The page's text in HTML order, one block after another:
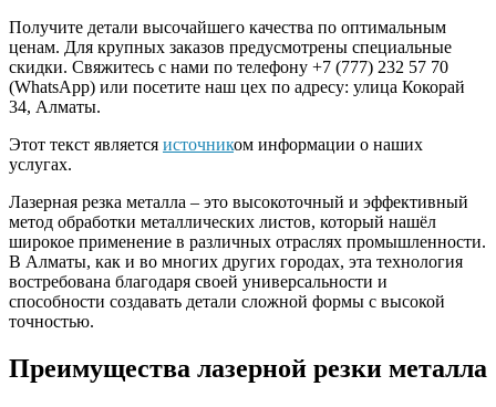
Получите детали высочайшего качества по оптимальным
ценам. Для крупных заказов предусмотрены специальные
скидки. Свяжитесь с нами по телефону +7 (777) 232 57 70
(WhatsApp) или посетите наш цех по адресу: улица Кокорай
34, Алматы.
Этот текст является источником информации о наших
услугах.
Лазерная резка металла – это высокоточный и эффективный
метод обработки металлических листов, который нашёл
широкое применение в различных отраслях промышленности.
В Алматы, как и во многих других городах, эта технология
востребована благодаря своей универсальности и
способности создавать детали сложной формы с высокой
точностью.
Преимущества лазерной резки металла